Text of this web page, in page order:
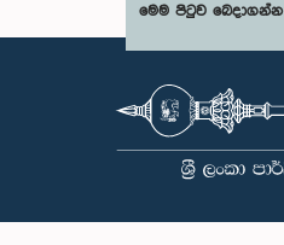
මෙම පිටුව බෙදාගන්න